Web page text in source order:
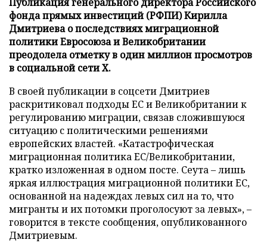
фонда прямых инвестиций (РФПИ) Кирилла
Дмитриева о последствиях миграционной
политики Евросоюза и Великобритании
преодолела отметку в один миллион просмотров
в социальной сети X.
В своей публикации в соцсети Дмитриев
раскритиковал подходы ЕС и Великобритании к
регулированию миграции, связав сложившуюся
ситуацию с политическими решениями
европейских властей. «Катастрофическая
миграционная политика ЕС/Великобритании,
кратко изложенная в одном посте. Сеута – лишь
яркая иллюстрация миграционной политики ЕС,
основанной на надеждах левых сил на то, что
мигранты и их потомки проголосуют за левых», –
говорится в тексте сообщения, опубликованного
Дмитриевым.